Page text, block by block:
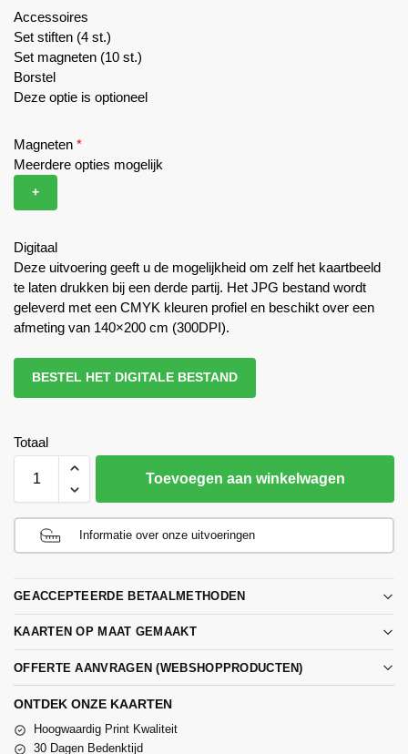
Accessoires
Set stiften (4 st.)
Set magneten (10 st.)
Borstel
Deze optie is optioneel
Magneten *
Meerdere opties mogelijk
+
Digitaal
Deze uitvoering geeft u de mogelijkheid om zelf het kaartbeeld
te laten drukken bij een derde partij. Het JPG bestand wordt
geleverd met een CMYK kleuren profiel en beschikt over een
afmeting van 140×200 cm (300DPI).
BESTEL HET DIGITALE BESTAND
Totaal
Toevoegen aan winkelwagen
Informatie over onze uitvoeringen
GEACCEPTEERDE BETAALMETHODEN
KAARTEN OP MAAT GEMAAKT
OFFERTE AANVRAGEN (WEBSHOPPRODUCTEN)
ONTDEK ONZE KAARTEN
Hoogwaardig Print Kwaliteit
30 Dagen Bedenktijd